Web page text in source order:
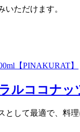
ただけます。
ココナッ
して最適で、料